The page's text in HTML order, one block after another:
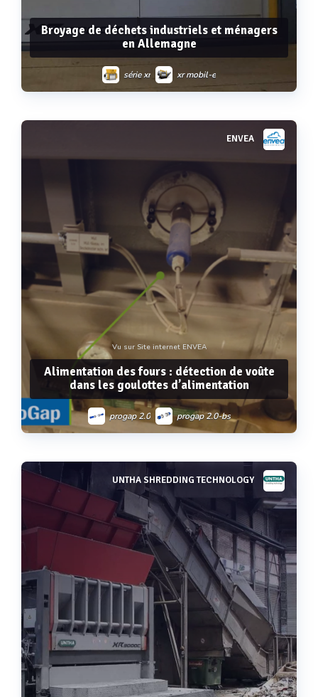
Broyage de déchets industriels et ménagers
en Allemagne
série xr xr mobil-e
ENVEA
Vu sur Site internet ENVEA
Alimentation des fours : détection de voûte
dans les goulottes d’alimentation
progap 2.0 progap 2.0-bs
Voir plus
UNTHA SHREDDING TECHNOLOGY